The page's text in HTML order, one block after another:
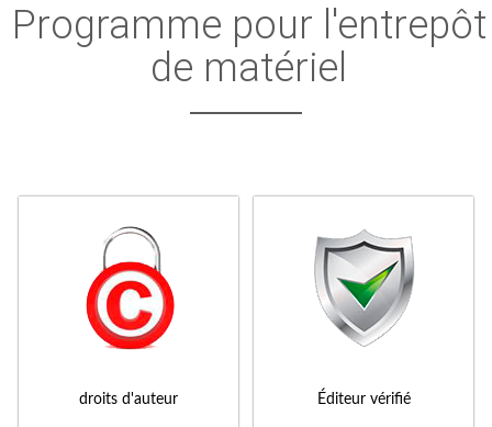
Programme pour l'entrepôt
de matériel
droits d'auteur Éditeur vérifié